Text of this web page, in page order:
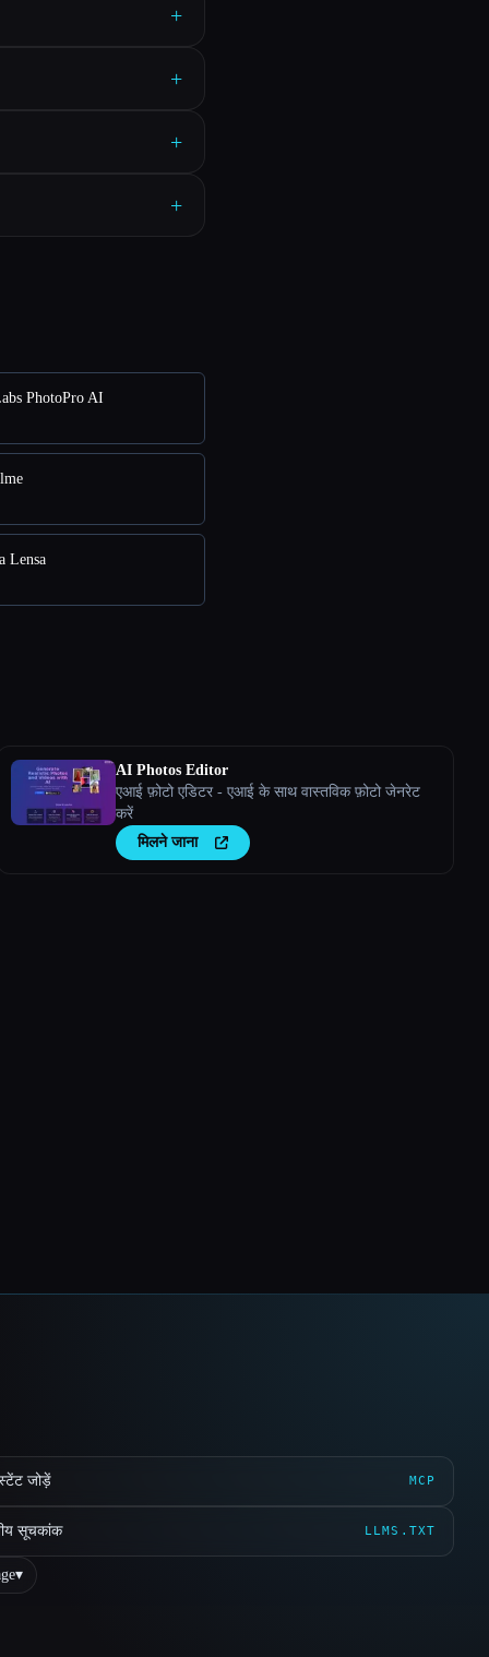
+
+
+
+
PhotoPro AI
Lensa
AI Photos Editor
एआई फ़ोटो एडिटर - एआई के साथ वास्तविक फ़ोटो जेनरेट
करें
मिलने जाना
जोड़ें MCP
सूचकांक LLMS.TXT
▾